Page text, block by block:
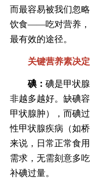
而最容易被我们忽
饮食——吃对营养，
最有效的途径。
关键营养素决
碘： 碘是甲状
非越多越好。缺碘
甲状腺肿），而碘
性甲状腺疾病（如
来说，日常正常食
需求，无需刻意多
补碘过量。